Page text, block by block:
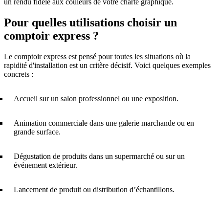
un rendu fidèle aux couleurs de votre charte graphique.
Pour quelles utilisations choisir un
comptoir express ?
Le comptoir express est pensé pour toutes les situations où la
rapidité d'installation est un critère décisif. Voici quelques exemples
concrets :
Accueil sur un salon professionnel ou une exposition.
Animation commerciale dans une galerie marchande ou en
grande surface.
Dégustation de produits dans un supermarché ou sur un
événement extérieur.
Lancement de produit ou distribution d’échantillons.